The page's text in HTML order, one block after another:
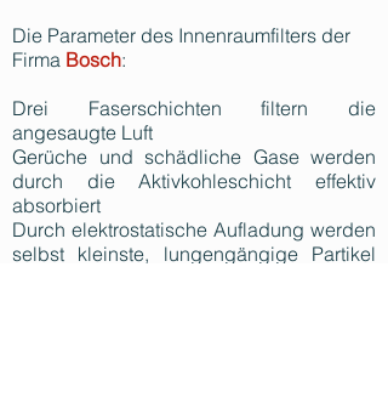
Die Parameter des Innenraumfilters der
Firma Bosch:
Drei Faserschichten filtern die
angesaugte Luft
Gerüche und schädliche Gase werden
durch die Aktivkohleschicht effektiv
absorbiert
Durch elektrostatische Aufladung werden
selbst kleinste, lungengängige Partikel